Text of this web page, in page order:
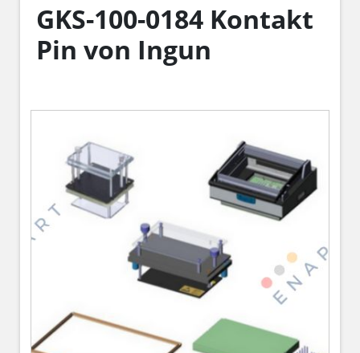
GKS-100-0184 Kontakt
Pin von Ingun